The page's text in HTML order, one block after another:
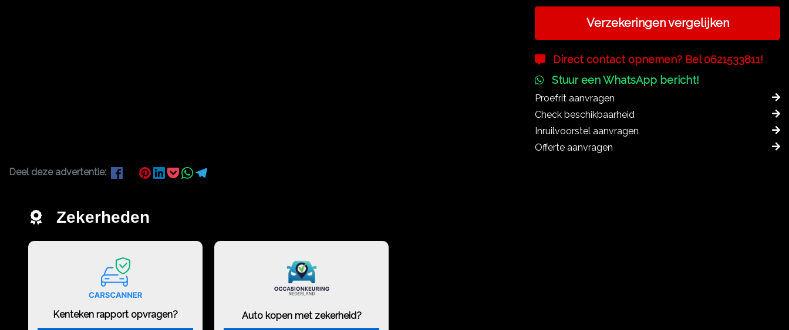
Verzekeringen vergelijken
Direct contact opnemen? Bel 0621533811!
Stuur een WhatsApp bericht!
Proefrit aanvragen
Check beschikbaarheid
Inruilvoorstel aanvragen
Offerte aanvragen
Deel deze advertentie:
Zekerheden
Kenteken rapport opvragen? Auto kopen met zekerheid?